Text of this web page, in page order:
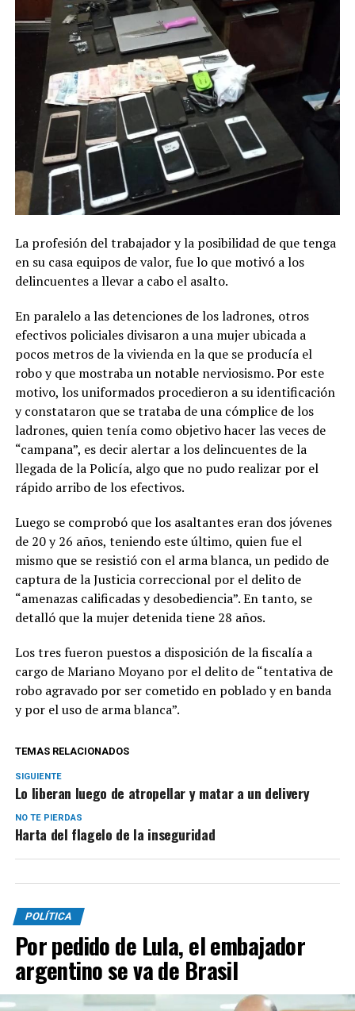
La profesión del trabajador y la posibilidad de que tenga
en su casa equipos de valor, fue lo que motivó a los
delincuentes a llevar a cabo el asalto.
En paralelo a las detenciones de los ladrones, otros
efectivos policiales divisaron a una mujer ubicada a
pocos metros de la vivienda en la que se producía el
robo y que mostraba un notable nerviosismo. Por este
motivo, los uniformados procedieron a su identificación
y constataron que se trataba de una cómplice de los
ladrones, quien tenía como objetivo hacer las veces de
“campana”, es decir alertar a los delincuentes de la
llegada de la Policía, algo que no pudo realizar por el
rápido arribo de los efectivos.
Luego se comprobó que los asaltantes eran dos jóvenes
de 20 y 26 años, teniendo este último, quien fue el
mismo que se resistió con el arma blanca, un pedido de
captura de la Justicia correccional por el delito de
“amenazas calificadas y desobediencia”. En tanto, se
detalló que la mujer detenida tiene 28 años.
Los tres fueron puestos a disposición de la fiscalía a
cargo de Mariano Moyano por el delito de “tentativa de
robo agravado por ser cometido en poblado y en banda
y por el uso de arma blanca”.
TEMAS RELACIONADOS
SIGUIENTE
Lo liberan luego de atropellar y matar a un delivery
NO TE PIERDAS
Harta del flagelo de la inseguridad
POLÍTICA
Por pedido de Lula, el embajador
argentino se va de Brasil